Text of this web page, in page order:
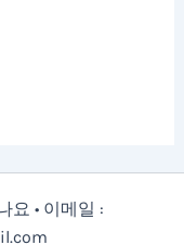
요 • 이메일 :